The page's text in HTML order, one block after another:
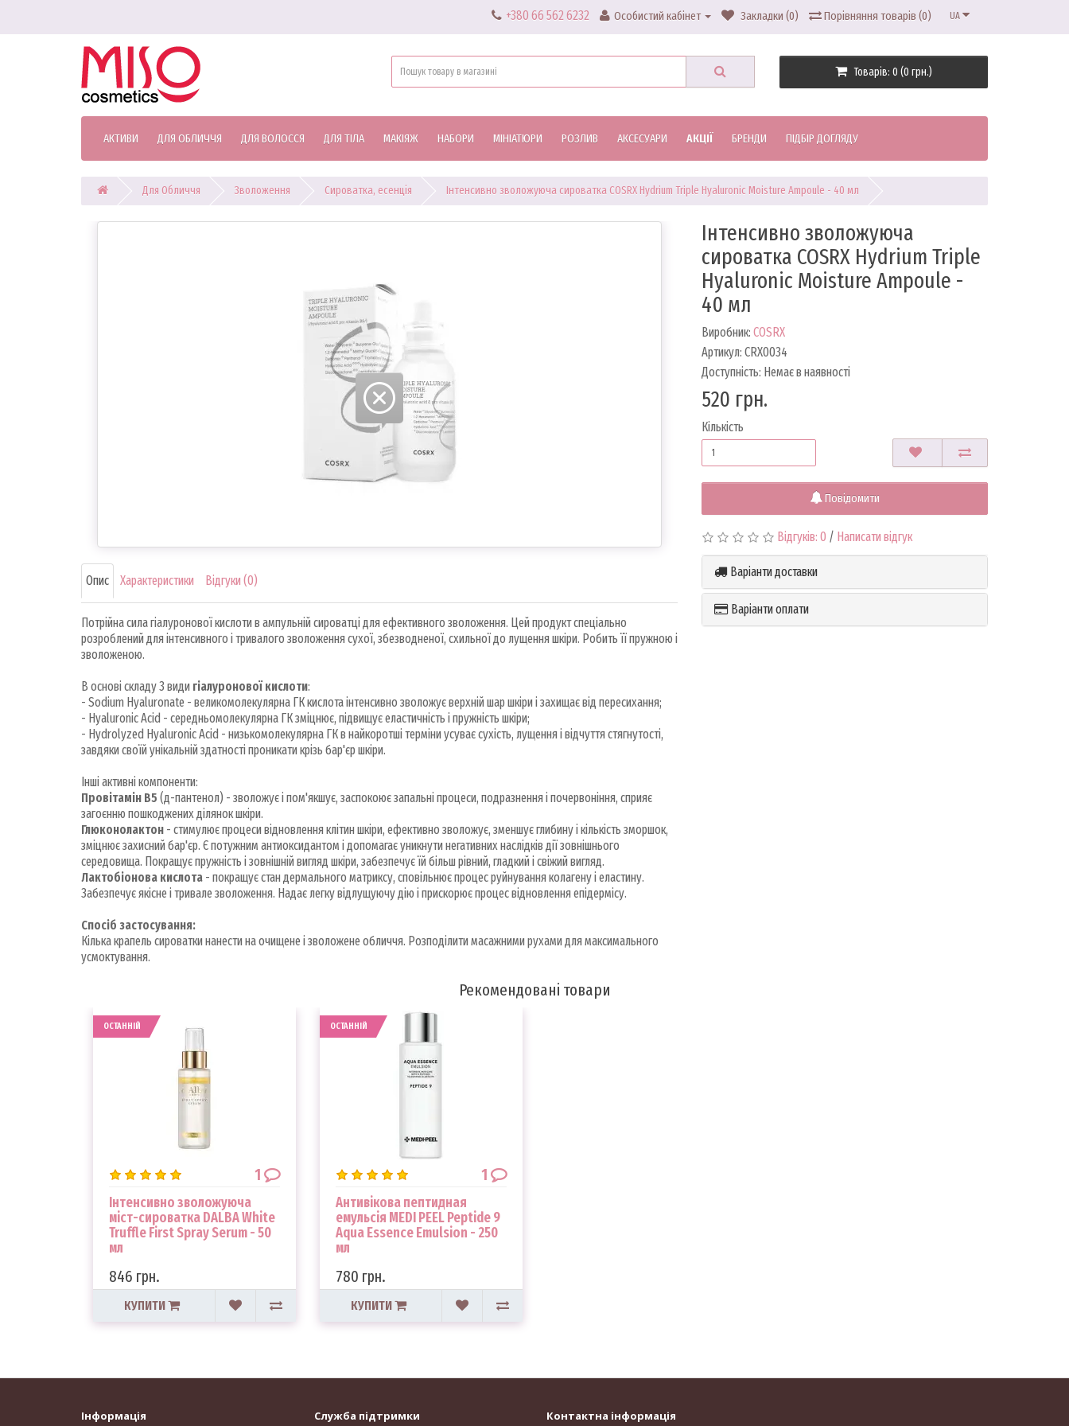
UA
+380 66 562 6232 Особистий кабінет Закладки (0) Порівняння товарів (0)
Товарів: 0 (0 грн.)
АКТИВИ ДЛЯ ОБЛИЧЧЯ ДЛЯ ВОЛОССЯ ДЛЯ ТІЛА МАКІЯЖ НАБОРИ МІНІАТЮРИ РОЗЛИВ АКСЕСУАРИ АКЦІЇ БРЕНДИ ПІДБІР ДОГЛЯДУ
Для Обличчя Зволоження Сироватка, есенція Інтенсивно зволожуюча сироватка COSRX Hydrium Triple Hyaluronic Moisture Ampoule - 40 мл
Інтенсивно зволожуюча
сироватка COSRX Hydrium Triple
Hyaluronic Moisture Ampoule -
40 мл
Виробник: COSRX
Артикул: CRX0034
Доступність: Немає в наявності
520 грн.
Кількість
Повідомити
Відгуків: 0 / Написати відгук
Варіанти доставки
Варіанти оплати
Опис Характеристики Відгуки (0)
Потрійна сила гіалуронової кислоти в ампульній сироватці для ефективного зволоження. Цей продукт спеціально
розроблений для інтенсивного і тривалого зволоження сухої, збезводненої, схильної до лущення шкіри. Робить її пружною і
зволоженою.
В основі складу 3 види гіалуронової кислоти:
- Sodium Hyaluronate - великомолекулярна ГК кислота інтенсивно зволожує верхній шар шкіри і захищає від пересихання;
- Hyaluronic Acid - середньомолекулярна ГК зміцнює, підвищує еластичність і пружність шкіри;
- Hydrolyzed Hyaluronic Acid - низькомолекулярна ГК в найкоротші терміни усуває сухість, лущення і відчуття стягнутості,
завдяки своїй унікальній здатності проникати крізь бар'єр шкіри.
Інші активні компоненти:
Провітамін В5 (д-пантенол) - зволожує і пом'якшує, заспокоює запальні процеси, подразнення і почервоніння, сприяє
загоєнню пошкоджених ділянок шкіри.
Глюконолактон - стимулює процеси відновлення клітин шкіри, ефективно зволожує, зменшує глибину і кількість зморшок,
зміцнює захисний бар'єр. Є потужним антиоксидантом і допомагає уникнути негативних наслідків дії зовнішнього
середовища. Покращує пружність і зовнішній вигляд шкіри, забезпечує їй більш рівний, гладкий і свіжий вигляд.
Лактобіонова кислота - покращує стан дермального матриксу, сповільнює процес руйнування колагену і еластину.
Забезпечує якісне і тривале зволоження. Надає легку відлущуючу дію і прискорює процес відновлення епідермісу.
Спосіб застосування:
Кілька крапель сироватки нанести на очищене і зволожене обличчя. Розподілити масажними рухами для максимального
усмоктування.
Рекомендовані товари
ОСТАННІЙ
1
Інтенсивно зволожуюча
міст-сироватка DALBA White
Truffle First Spray Serum - 50
мл
846 грн.
КУПИТИ
ОСТАННІЙ
1
Антивікова пептидная
емульсія MEDI PEEL Peptide 9
Aqua Essence Emulsion - 250
мл
780 грн.
КУПИТИ
Інформація Служба підтримки Контактна інформація